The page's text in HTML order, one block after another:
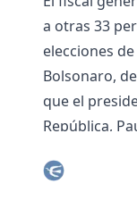
a otras 33
elecciones de
Bolsonaro,
que el
República,
el esquema